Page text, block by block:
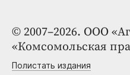
© 2007–2026. ООО
«Комсомольская
Полистать издания